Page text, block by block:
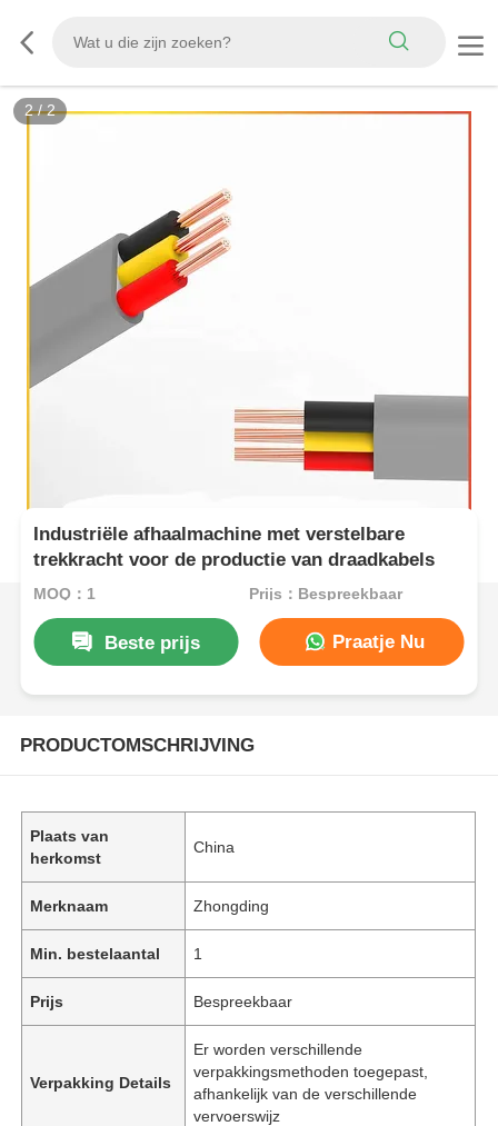
2/2
Industriële afhaalmachine met verstelbare
trekkracht voor de productie van draadkabels
MOQ：1 Prijs：Bespreekbaar
Beste prijs Praatje Nu
PRODUCTOMSCHRIJVING
Plaats van
herkomst
China
Merknaam Zhongding
Min. bestelaantal 1
Prijs Bespreekbaar
Verpakking Details
Er worden verschillende
verpakkingsmethoden toegepast,
afhankelijk van de verschillende
vervoerswijz